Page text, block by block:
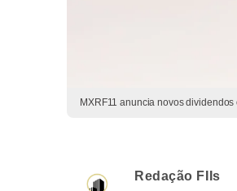
MXRF11 anuncia novos
Redação FIIs